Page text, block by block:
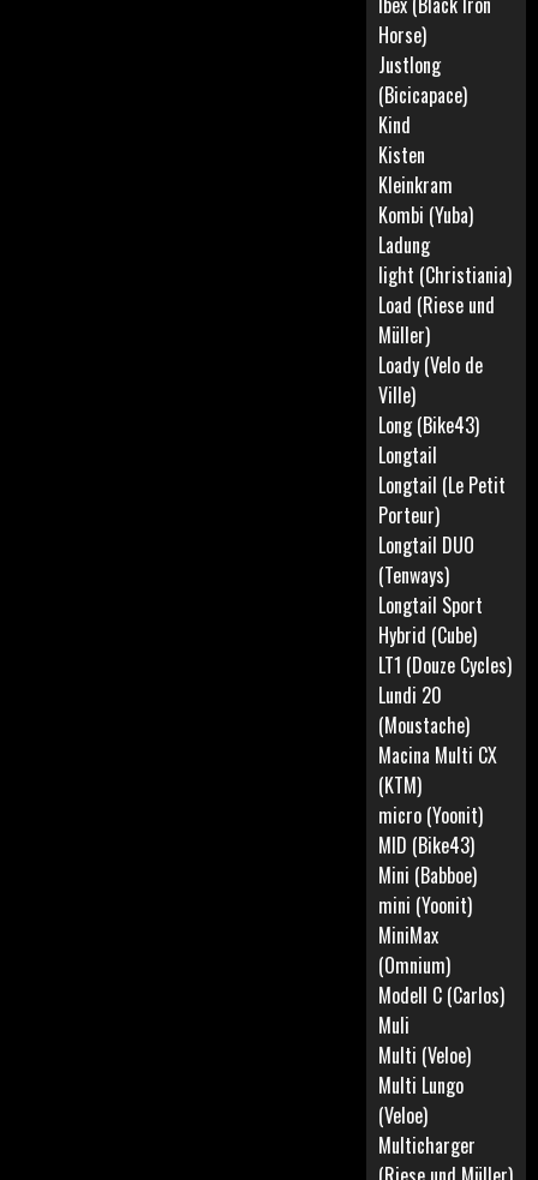
Horse)
Justlong
(Bicicapace)
Kind
Kisten
Kleinkram
Kombi (Yuba)
Ladung
light (Christiania)
Load (Riese und
Müller)
Loady (Velo de
Ville)
Long (Bike43)
Longtail
Longtail (Le Petit
Porteur)
Longtail DUO
(Tenways)
Longtail Sport
Hybrid (Cube)
LT1 (Douze Cycles)
Lundi 20
(Moustache)
Macina Multi CX
(KTM)
micro (Yoonit)
MID (Bike43)
Mini (Babboe)
mini (Yoonit)
MiniMax
(Omnium)
Modell C (Carlos)
Muli
Multi (Veloe)
Multi Lungo
(Veloe)
Multicharger